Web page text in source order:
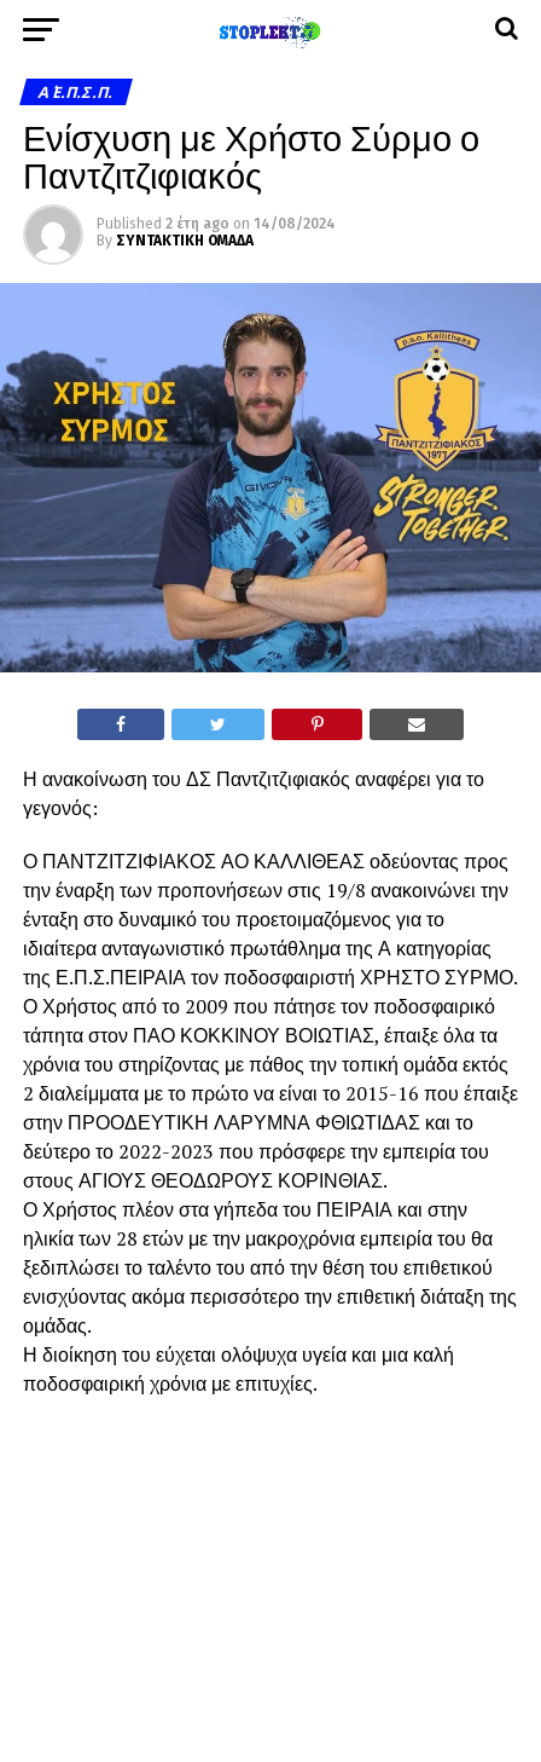
Α΄ Ε.Π.Σ.Π.
Ενίσχυση με Χρήστο Σύρμο ο
Παντζιτζιφιακός
Published 2 έτη ago on 14/08/2024
By ΣΥΝΤΑΚΤΙΚΗ ΟΜΑΔΑ
Η ανακοίνωση του ΔΣ Παντζιτζιφιακός αναφέρει για το
γεγονός:
Ο ΠΑΝΤΖΙΤΖΙΦΙΑΚΟΣ ΑΟ ΚΑΛΛΙΘΕΑΣ οδεύοντας προς
την έναρξη των προπονήσεων στις 19/8 ανακοινώνει την
ένταξη στο δυναμικό του προετοιμαζόμενος για το
ιδιαίτερα ανταγωνιστικό πρωτάθλημα της Α κατηγορίας
της Ε.Π.Σ.ΠΕΙΡΑΙΑ τον ποδοσφαιριστή ΧΡΗΣΤΟ ΣΥΡΜΟ.
Ο Χρήστος από το 2009 που πάτησε τον ποδοσφαιρικό
τάπητα στον ΠΑΟ ΚΟΚΚΙΝΟΥ ΒΟΙΩΤΙΑΣ, έπαιξε όλα τα
χρόνια του στηρίζοντας με πάθος την τοπική ομάδα εκτός
2 διαλείμματα με το πρώτο να είναι το 2015-16 που έπαιξε
στην ΠΡΟΟΔΕΥΤΙΚΗ ΛΑΡΥΜΝΑ ΦΘΙΩΤΙΔΑΣ και το
δεύτερο το 2022-2023 που πρόσφερε την εμπειρία του
στους ΑΓΙΟΥΣ ΘΕΟΔΩΡΟΥΣ ΚΟΡΙΝΘΙΑΣ.
Ο Χρήστος πλέον στα γήπεδα του ΠΕΙΡΑΙΑ και στην
ηλικία των 28 ετών με την μακροχρόνια εμπειρία του θα
ξεδιπλώσει το ταλέντο του από την θέση του επιθετικού
ενισχύοντας ακόμα περισσότερο την επιθετική διάταξη της
ομάδας.
Η διοίκηση του εύχεται ολόψυχα υγεία και μια καλή
ποδοσφαιρική χρόνια με επιτυχίες.